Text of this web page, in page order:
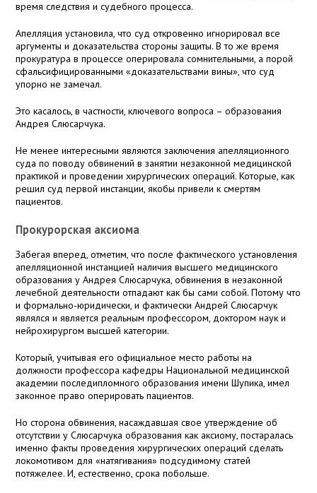
время следствия и судебного процесса.
Апелляция установила, что суд откровенно игнорировал все
аргументы и доказательства стороны защиты. В то же время
прокуратура в процессе оперировала сомнительными, а порой
сфальсифицированными «доказательствами вины», что суд
упорно не замечал.
Это касалось, в частности, ключевого вопроса – образования
Андрея Слюсарчука.
Не менее интересными являются заключения апелляционного
суда по поводу обвинений в занятии незаконной медицинской
практикой и проведении хирургических операций. Которые, как
решил суд первой инстанции, якобы привели к смертям
пациентов.
Прокурорская аксиома
Забегая вперед, отметим, что после фактического установления
апелляционной инстанцией наличия высшего медицинского
образования у Андрея Слюсарчука, обвинения в незаконной
лечебной деятельности отпадают как бы сами собой. Потому что
и формально-юридически, и фактически Андрей Слюсарчук
являлся и является реальным профессором, доктором наук и
нейрохирургом высшей категории.
Который, учитывая его официальное место работы на
должности профессора кафедры Национальной медицинской
академии последипломного образования имени Шупика, имел
законное право оперировать пациентов.
Но сторона обвинения, насаждавшая свое утверждение об
отсутствии у Слюсарчука образования как аксиому, постаралась
именно факты проведения хирургических операций сделать
локомотивом для «натягивания» подсудимому статей
потяжелее. И, естественно, срока побольше.